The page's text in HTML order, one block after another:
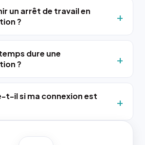
un arrêt de travail en
?
dure une
?
t-il si ma connexion est